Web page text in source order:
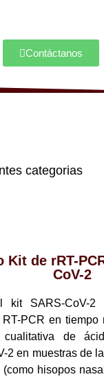
Contáctanos
categorias
Kit de rRT-
CoV-2
kit SARS-CoV-2
RT-PCR en tiempo
cualitativa de
2 en muestras de
(como hisopos